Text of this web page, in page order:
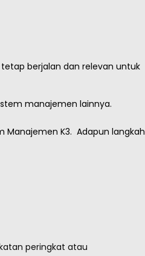
berjalan dan relevan untuk
manajemen lainnya.
K3. Adapun langkah
peringkat atau